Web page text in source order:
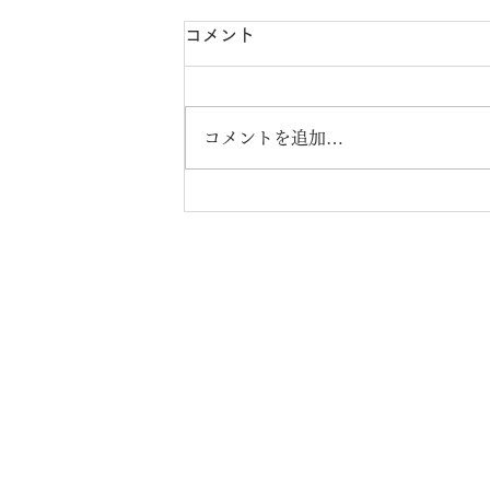
コメント
コメントを追加…